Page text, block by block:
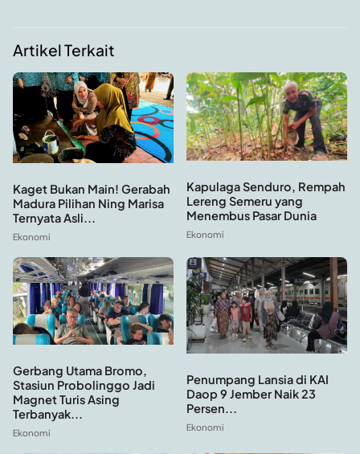
Artikel Terkait
Kaget Bukan Main! Gerabah
Madura Pilihan Ning Marisa
Ternyata Asli...
Ekonomi
Kapulaga Senduro, Rempah
Lereng Semeru yang
Menembus Pasar Dunia
Ekonomi
Gerbang Utama Bromo,
Stasiun Probolinggo Jadi
Magnet Turis Asing
Terbanyak...
Ekonomi
Penumpang Lansia di KAI
Daop 9 Jember Naik 23
Persen...
Ekonomi